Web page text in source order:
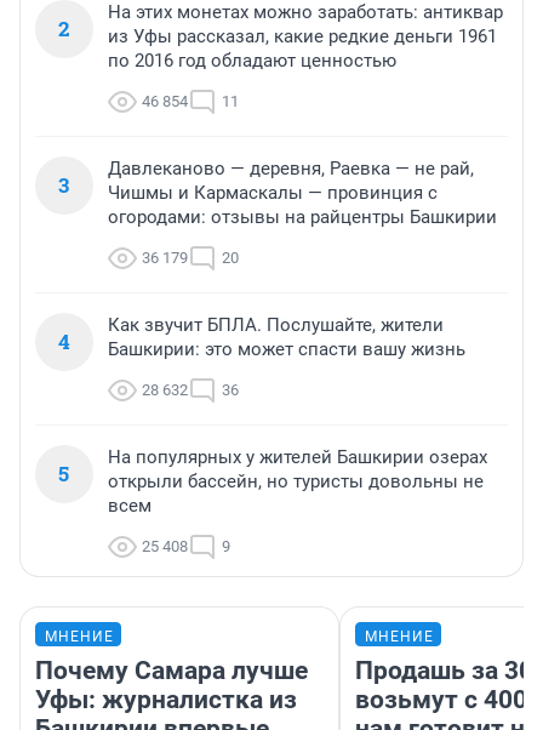
2
На этих монетах можно заработать: антиквар
из Уфы рассказал, какие редкие деньги 1961
по 2016 год обладают ценностью
46 854 11
3
Давлеканово — деревня, Раевка — не рай,
Чишмы и Кармаскалы — провинция с
огородами: отзывы на райцентры Башкирии
36 179 20
4
Как звучит БПЛА. Послушайте, жители
Башкирии: это может спасти вашу жизнь
28 632 36
5
На популярных у жителей Башкирии озерах
открыли бассейн, но туристы довольны не
всем
25 408 9
МНЕНИЕ
Почему Самара лучше
Уфы: журналистка из
МНЕНИЕ
Продашь за
возьмут с